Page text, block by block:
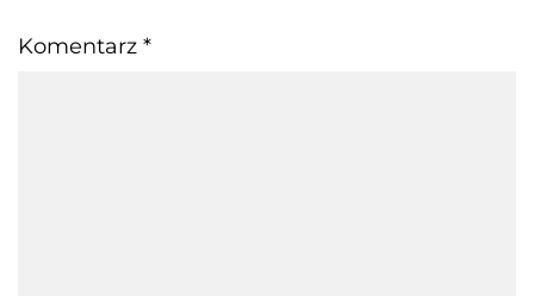
Komentarz *